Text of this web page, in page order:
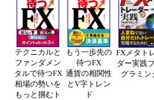
テクニカルと
ファンダメン
タルで待つFX
相場の勢いを
もっと掴むト
もう一歩先の
待つFX
通貨の相関性
とV字トレン
ド
FXメタト
ダー実践
グラミン